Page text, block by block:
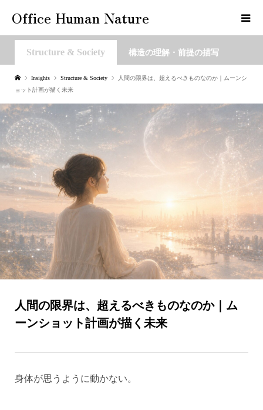
Office Human Nature
Structure & Society 構造の理解・前提の描写
Insights Structure & Society
人間の限界は、超えるべきものなのか｜ムーンシ
ョット計画が描く未来
人間の限界は、超えるべきものなのか｜ム
ーンショット計画が描く未来
身体が思うように動かない。